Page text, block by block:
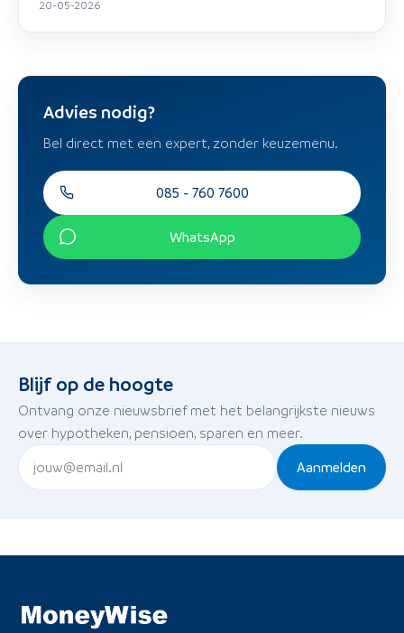
20-05-2026
Advies nodig?
Bel direct met een expert, zonder keuzemenu.
085 - 760 7600
WhatsApp
Blijf op de hoogte
Ontvang onze nieuwsbrief met het belangrijkste nieuws
over hypotheken, pensioen, sparen en meer.
Aanmelden